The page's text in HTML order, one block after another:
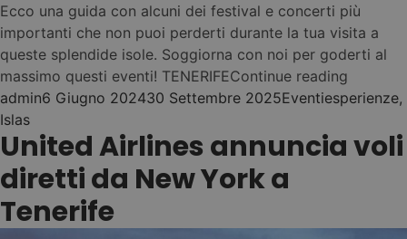
• Nest
El Médano
• Nest
• Nest
La Mareta (Los Abrigos)
Las Eras
Las Palmas (Vegueta)
• Nest
Las Palmas (Canteras)
•
Las Palmas
(Guanarteme)
✨ New Hostel!
Ibiza
Fiesta e stile di vita
Nest
Sant Antoni
Nest
Es Canar
Vedi tutti gli ostelli →
02 NEST PASS - ONE
HOSTELS!
Ecco una guida con alcuni dei festival e concerti più
importanti che non puoi perderti durante la tua visita a
queste splendide isole. Soggiorna con noi per goderti al
massimo questi eventi! TENERIFEContinue reading
Posted by
admin6 Giugno 202430 Settembre 2025Posted in
EventiTags:
esperienze,
Islas
United Airlines annuncia voli
diretti da New York a
Tenerife